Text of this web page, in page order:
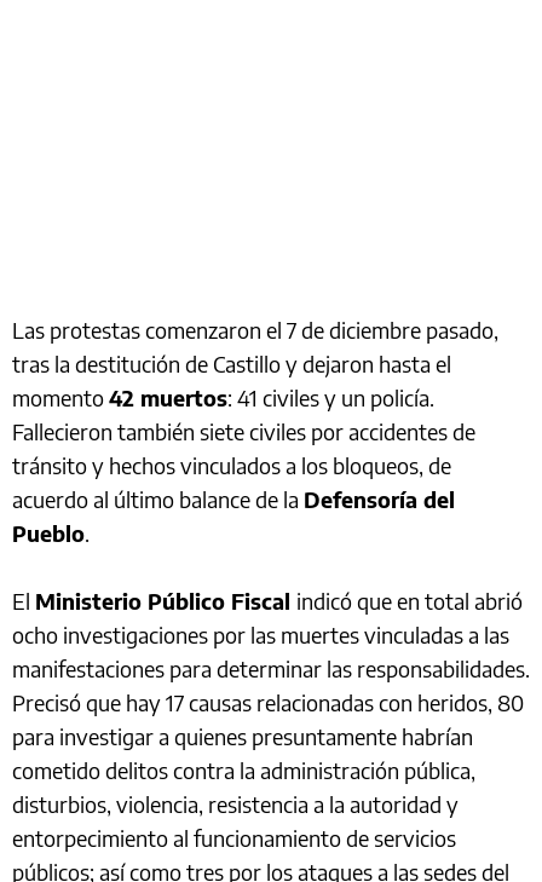
Las protestas comenzaron el 7 de diciembre pasado,
tras la destitución de Castillo y dejaron hasta el
momento42 muertos: 41 civiles y un policía.
Fallecieron también siete civiles por accidentes de
tránsito y hechos vinculados a los bloqueos, de
acuerdo al último balance de la Defensoría del
Pueblo.
El Ministerio Público Fiscal indicó que en total abrió
ocho investigaciones por las muertes vinculadas a las
manifestaciones para determinar las responsabilidades.
Precisó que hay 17 causas relacionadas con heridos, 80
para investigar a quienes presuntamente habrían
cometido delitos contra la administración pública,
disturbios, violencia, resistencia a la autoridad y
entorpecimiento al funcionamiento de servicios
públicos; así como tres por los ataques a las sedes del